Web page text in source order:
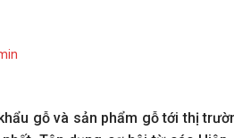
gỗ và sản phẩm gỗ tới thị